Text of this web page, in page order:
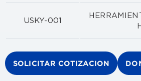
USKY-001
SOLICITAR COTIZACION